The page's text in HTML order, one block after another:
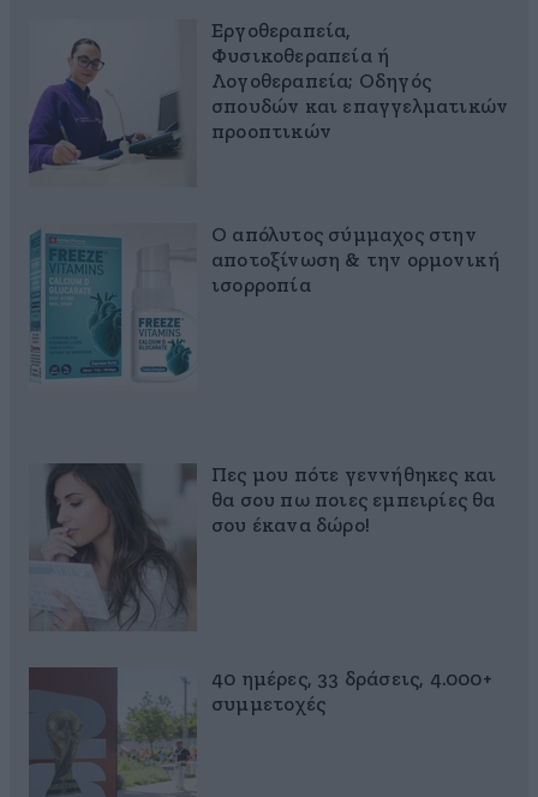
Εργοθεραπεία,
Φυσικοθεραπεία ή
Λογοθεραπεία; Οδηγός
σπουδών και επαγγελματικών
προοπτικών
Ο απόλυτος σύμμαχος στην
αποτοξίνωση & την ορμονική
ισορροπία
Πες μου πότε γεννήθηκες και
θα σου πω ποιες εμπειρίες θα
σου έκανα δώρο!
40 ημέρες, 33 δράσεις, 4.000+
συμμετοχές